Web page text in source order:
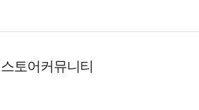
스토어 커뮤니티